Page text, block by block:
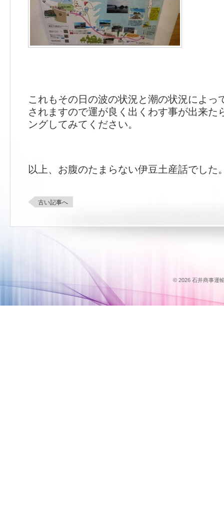
これもその日の波の状況と潮の状況によっ
されますので運が良く出くわす事が出来た
ングしてみてください。
以上、お腹のたまらない伊豆土産話でした
古い記事へ
© 2026 石井商事運